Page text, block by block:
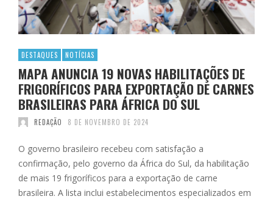
DESTAQUES NOTÍCIAS
MAPA ANUNCIA 19 NOVAS HABILITAÇÕES DE
FRIGORÍFICOS PARA EXPORTAÇÃO DE CARNES
BRASILEIRAS PARA ÁFRICA DO SUL
REDAÇÃO 8 DE NOVEMBRO DE 2024
O governo brasileiro recebeu com satisfação a
confirmação, pelo governo da África do Sul, da habilitação
de mais 19 frigoríficos para a exportação de carne
brasileira. A lista inclui estabelecimentos especializados em